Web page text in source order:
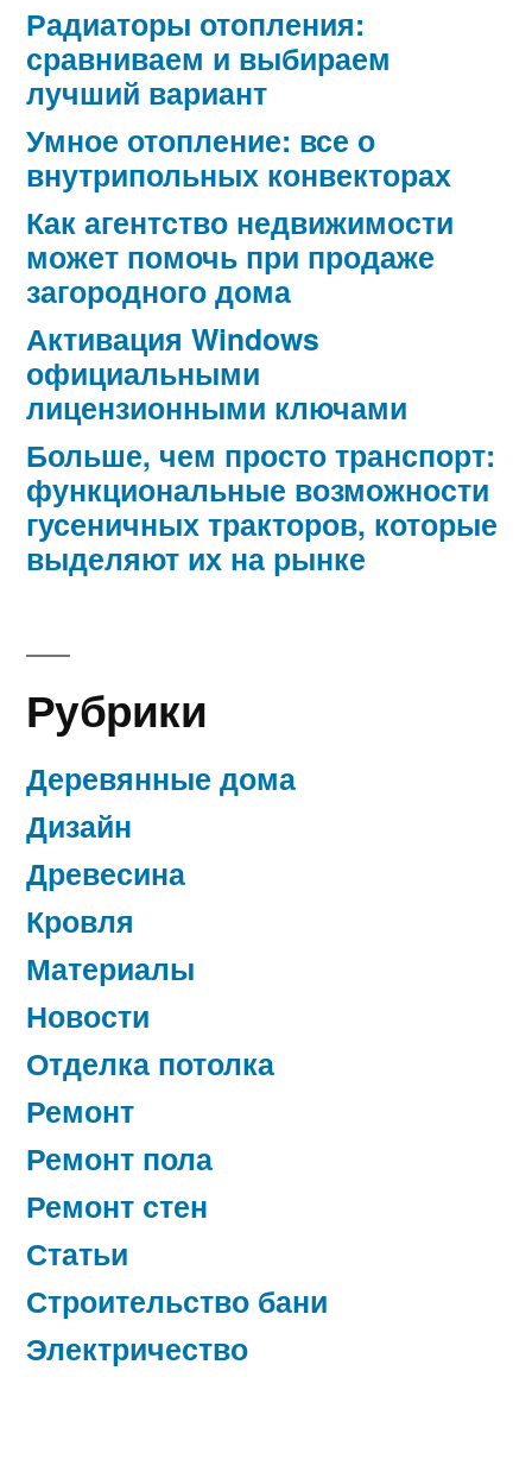
Радиаторы отопления:
сравниваем и выбираем
лучший вариант
Умное отопление: все о
внутрипольных конвекторах
Как агентство недвижимости
может помочь при продаже
загородного дома
Активация Windows
официальными
лицензионными ключами
Больше, чем просто транспорт:
функциональные возможности
гусеничных тракторов, которые
выделяют их на рынке
Рубрики
Деревянные дома
Дизайн
Древесина
Кровля
Материалы
Новости
Отделка потолка
Ремонт
Ремонт пола
Ремонт стен
Статьи
Строительство бани
Электричество